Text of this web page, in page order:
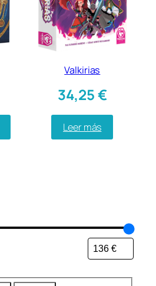
Valkirias
34,25€
Leer más